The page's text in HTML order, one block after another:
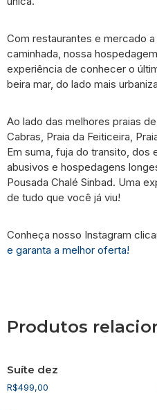
Com restaurantes e mercado
caminhada, nossa
experiência de conhecer o
beira mar, do lado mais
Ao lado das melhores praias
Cabras, Praia da Feiticeira,
Em suma, fuja do transito,
abusivos e hospedagens
Pousada Chalé Sinbad. Uma
de tudo que você já viu!
Conheça nosso Instagram
e garanta a melhor oferta!
Produtos
Suíte dez
R$499,00